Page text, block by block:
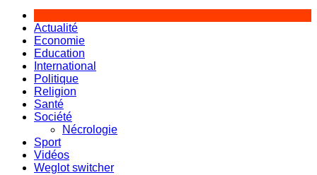
Actualité
Economie
Education
International
Politique
Religion
Santé
Société
Nécrologie
Sport
Vidéos
Weglot switcher